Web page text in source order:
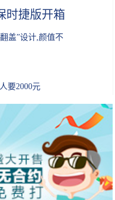
时捷版开箱
盖”设计,颜值不
要2000元